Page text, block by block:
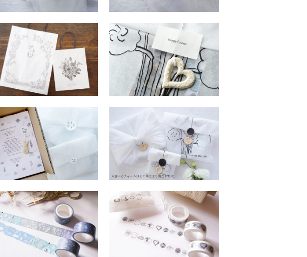
よしざわ窯オリジナル紙袋
100円(税込110円)
ブライダルラッピング
300円(税込330円)
直送ギフトラッピング チャー
ム付き＜オンラインショップ
限定＞
300円(税込330円)
選べるチャーム付き不織布ラ
ッピング＜オンラインショッ
プ限定＞
300円(税込330円)
サ２１ マスキングテープ
鳥の親子の物語
SOLDOUT
ラ４９ マスキングテープ
よしざわ窯の器たち
400円(税込440円)